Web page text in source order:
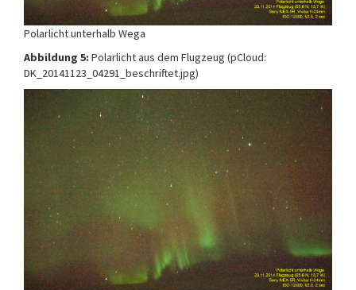
Polarlicht unterhalb Wega
Abbildung 5: Polarlicht aus dem Flugzeug (pCloud:
DK_20141123_04291_beschriftet.jpg)